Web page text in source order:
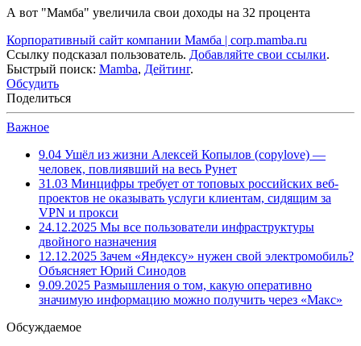
А вот "Мамба" увеличила свои доходы на 32 процента
Корпоративный сайт компании Мамба | corp.mamba.ru
Ссылку подсказал пользователь. Добавляйте свои ссылки.
Быстрый поиск: Mamba, Дейтинг.
Обсудить
Поделиться
Важное
9.04 Ушёл из жизни Алексей Копылов (copylove) —
человек, повлиявший на весь Рунет
31.03 Минцифры требует от топовых российских веб-
проектов не оказывать услуги клиентам, сидящим за
VPN и прокси
24.12.2025 Мы все пользователи инфраструктуры
двойного назначения
12.12.2025 Зачем «Яндексу» нужен свой электромобиль?
Объясняет Юрий Синодов
9.09.2025 Размышления о том, какую оперативно
значимую информацию можно получить через «Макс»
Обсуждаемое